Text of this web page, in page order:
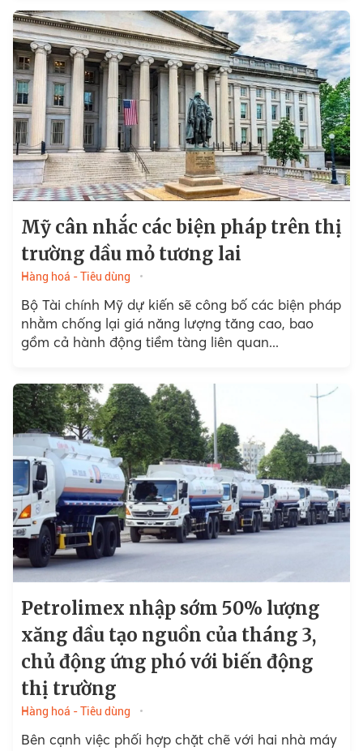
Mỹ cân nhắc các biện pháp trên thị
trường dầu mỏ tương lai
Hàng hoá - Tiêu dùng
Bộ Tài chính Mỹ dự kiến ​​sẽ công bố các biện pháp
nhằm chống lại giá năng lượng tăng cao, bao
gồm cả hành động tiềm tàng liên quan...
Petrolimex nhập sớm 50% lượng
xăng dầu tạo nguồn của tháng 3,
chủ động ứng phó với biến động
thị trường
Hàng hoá - Tiêu dùng
Bên cạnh việc phối hợp chặt chẽ với hai nhà máy